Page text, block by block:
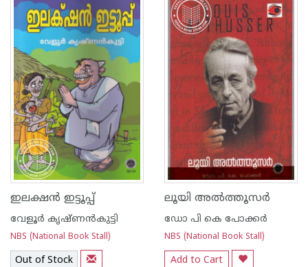
ഇലക്ഷന്‍ ഇട്ടൂപ്പ്
വേളൂര്‍ കൃഷ്ണന്‍‌കുട്ടി
NBS (National Book Stall)
Out of Stock
ലൂയി അല്‍ത്തൂസര്‍
ഡോ പി കെ പോക്കര്‍
NBS (National Book Stall)
Add to Cart